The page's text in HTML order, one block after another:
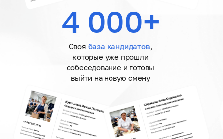
Своя база кандидатов,
которые уже прошли
собеседование и готовы
выйти на новую смену
4 000+